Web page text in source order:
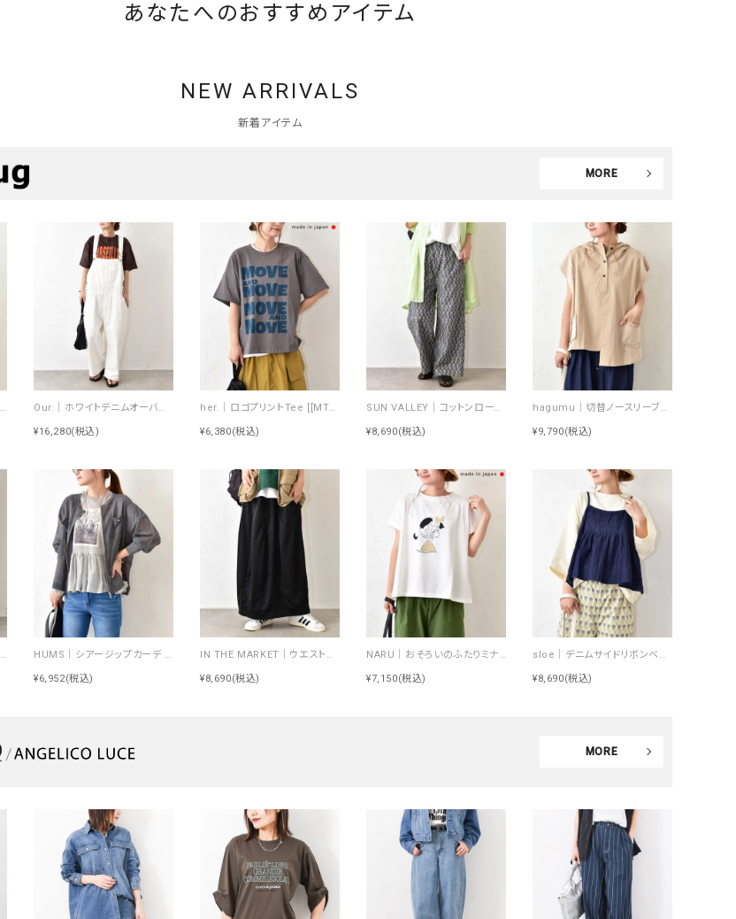
Emma Taylor（エマテイラー）
UNIVERSAL OVERALL（
GRAMICCI（グラミチ）
USU GALLERY（ユーエス
ー）
（ｇ） （グラム） upper hights（アッパーハイ
Gives a sense of fullment +phenix（フェニックス）
HUNTER（ハンター） WILD THINGS（ワイルドシ
ICHI（イチ）
ILIMA（イリマ）
あなたへのおすすめアイテム
NEW ARRIVALS
新着アイテム
MORE
Johnbull｜RUN DMC RAISING HELL Tee [[JT263C39]][C] Our.｜ホワイトデニムオーバーオール [[Our-022-1]][C]
¥16,280(税込)
her.｜ロゴプリントTee [[MTAH604-0721]][C]
¥6,380(税込)
SUN VALLEY｜コットンローンボタニカルプリントパンツ [[SK5060265]][C]
¥8,690(税込)
hagumu｜切替ノースリーブプルオーバー [[66361091]][C]
¥9,790(税込)
NARU｜シーチングハンドワッシャーノッポパンツ [[643855BE]][C] HUMS｜シアージップカーデ [[RNK-2674]][C]
¥6,952(税込)
IN THE MARKET｜ウエストイージートラック素材スカート [[C-2570]][C]
¥8,690(税込)
NARU｜おそろいのふたりミナミシャツ [[672010]][C]
¥7,150(税込)
sloe｜デニムサイドリボンベスト [[4404239-H]][C]
¥8,690(税込)
MORE